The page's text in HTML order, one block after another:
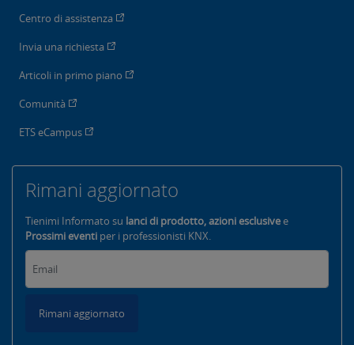
Centro di assistenza
Invia una richiesta
Articoli in primo piano
Comunità
ETS eCampus
Rimani aggiornato
Tienimi Informato su lanci di prodotto, azioni esclusivee
Prossimi eventi per i professionisti KNX.
Rimani aggiornato